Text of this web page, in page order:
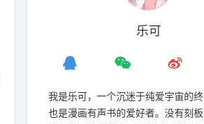
乐可
我是‌乐可，一个沉迷于纯爱宇宙的终
也是漫画有声书的爱好者。没有刻